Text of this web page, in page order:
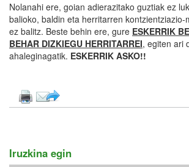
Nolanahi ere, goian adierazitako guztiak ez
balioko, baldin eta herritarren kontzientziazio-
ez balitz. Beste behin ere, gure ESKERRIK
BEHAR DIZKIEGU HERRITARREI, egiten ari
ahaleginagatik. ESKERRIK ASKO!!
Iruzkina egin